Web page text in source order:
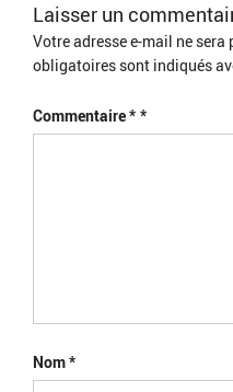
Laisser un
Votre adresse e-mail ne sera
obligatoires sont indiqués
Commentaire*
Nom*